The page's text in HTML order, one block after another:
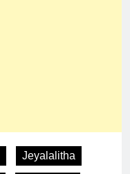
Jeyalalitha